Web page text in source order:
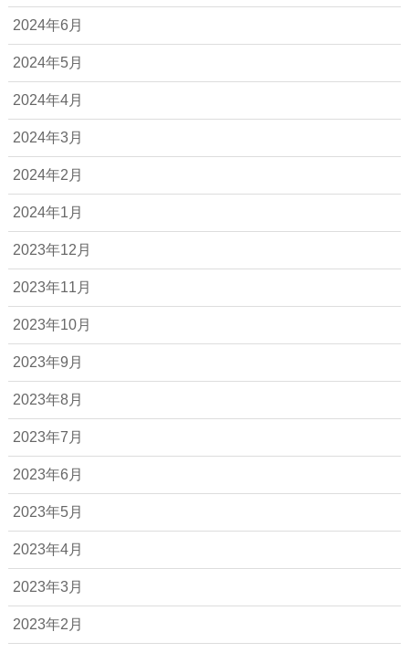
2024年6月
2024年5月
2024年4月
2024年3月
2024年2月
2024年1月
2023年12月
2023年11月
2023年10月
2023年9月
2023年8月
2023年7月
2023年6月
2023年5月
2023年4月
2023年3月
2023年2月